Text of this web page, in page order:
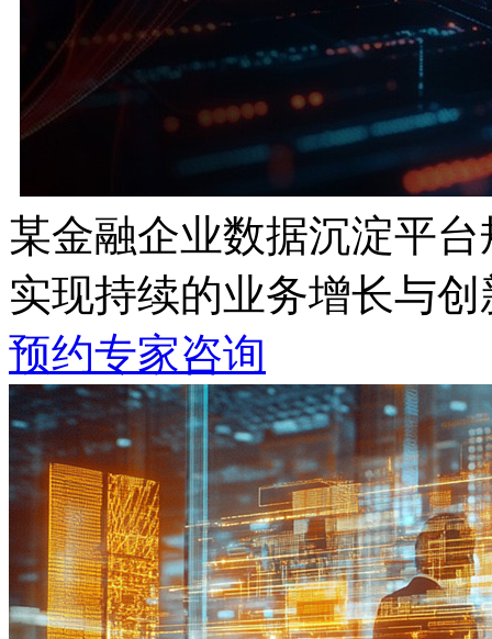
某金融企业数据沉淀平
实现持续的业务增长与创
预约专家咨询